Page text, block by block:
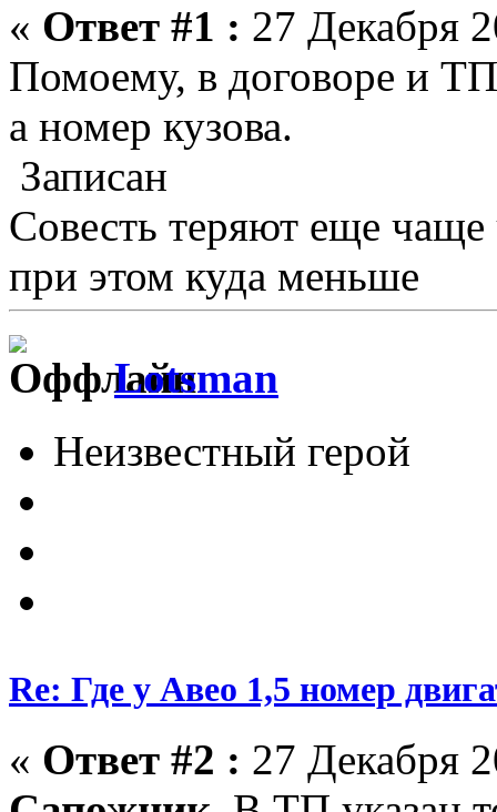
« Ответ #1 : 27 Декабря
Помоему, в договоре и
а номер кузова.
Записан
Совесть теряют еще
при этом куда меньше
Lotsman
Неизвестный герой
Re: Где у Авео 1,5 номер
« Ответ #2 : 27 Декабря